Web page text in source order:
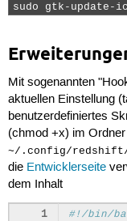
sudo gtk-update-
Mit sogenannten
aktuellen Einstellung
benutzerdefiniertes
(chmod +x) im
~/.config/redshift/
die Entwicklerseite
dem Inhalt
1
#!/bin/